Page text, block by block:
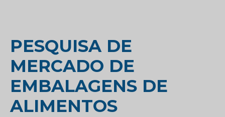
PESQUISA DE
MERCADO DE
EMBALAGENS DE
ALIMENTOS